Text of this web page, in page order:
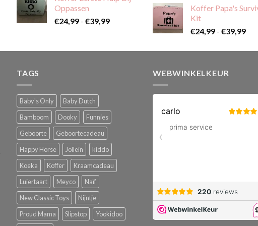
Oppassen
€24,99 - €39,99Prijsklasse:
€39,99
Koffer Papa's
Kit
€24,99 - €39,99
tot
TAGS
Baby's Only
Baby Dutch
Bamboom
Dooky
Funnies
Geboorte
Geboortecadeau
Happy Horse
Jollein
kiddo
Koeka
Koffer
Kraamcadeau
Luiertaart
Meyco
Naïf
New Classic Toys
Nijntje
Proud Mama
Slipstop Yookidoo
WEBWINKELKEUR